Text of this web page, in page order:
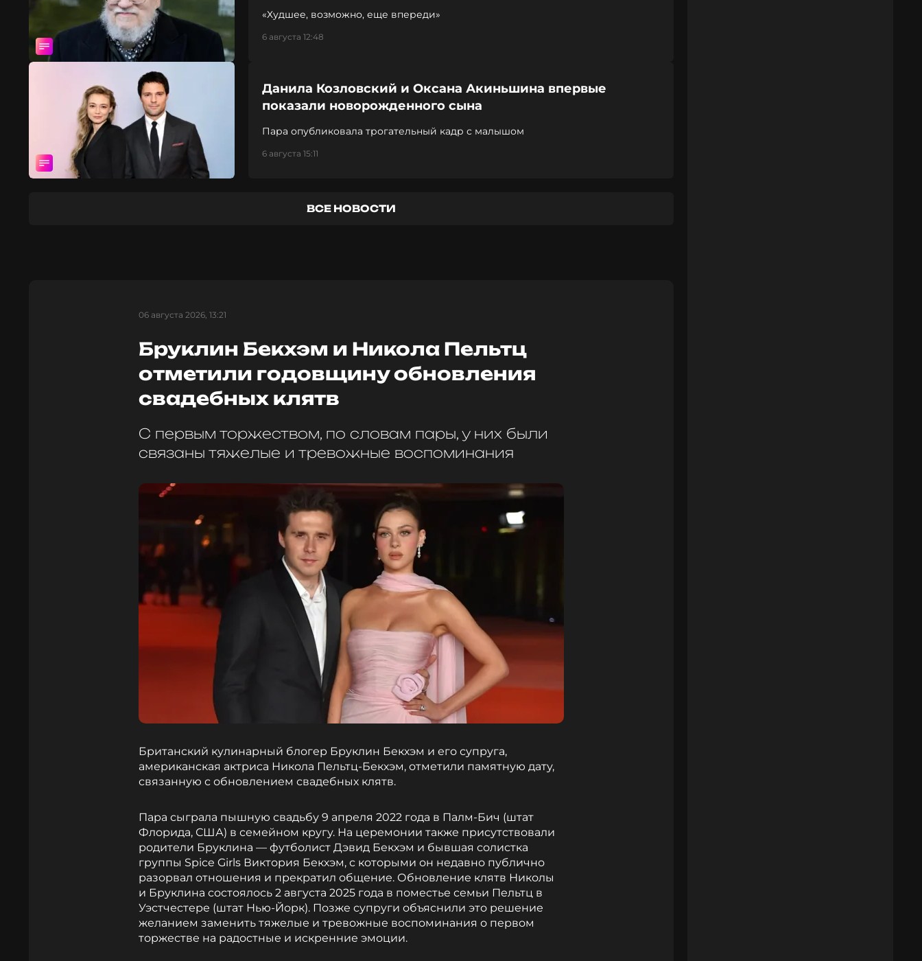
«Худшее, возможно, еще впереди»
6 августа 12:48
Данила Козловский и Оксана Акиньшина впервые
показали новорожденного сына
Пара опубликовала трогательный кадр с малышом
6 августа 15:11
ВСЕ НОВОСТИ
06 августа 2026, 13:21
Бруклин Бекхэм и Никола Пельтц
отметили годовщину обновления
свадебных клятв
С первым торжеством, по словам пары, у них были
связаны тяжелые и тревожные воспоминания
Британский кулинарный блогер Бруклин Бекхэм и его супруга,
американская актриса Никола Пельтц-Бекхэм, отметили памятную дату,
связанную с обновлением свадебных клятв.
Пара сыграла пышную свадьбу 9 апреля 2022 года в Палм-Бич (штат
Флорида, США) в семейном кругу. На церемонии также присутствовали
родители Бруклина — футболист Дэвид Бекхэм и бывшая солистка
группы Spice Girls Виктория Бекхэм, с которыми он недавно публично
разорвал отношения и прекратил общение. Обновление клятв Николы
и Бруклина состоялось 2 августа 2025 года в поместье семьи Пельтц в
Уэстчестере (штат Нью-Йорк). Позже супруги объяснили это решение
желанием заменить тяжелые и тревожные воспоминания о первом
торжестве на радостные и искренние эмоции.